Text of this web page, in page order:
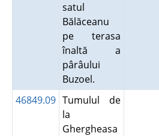
satul
Bălăceanu
pe terasa
înaltă a
pârâului
Buzoel.
46849.09 Tumulul de
la
Ghergheasa